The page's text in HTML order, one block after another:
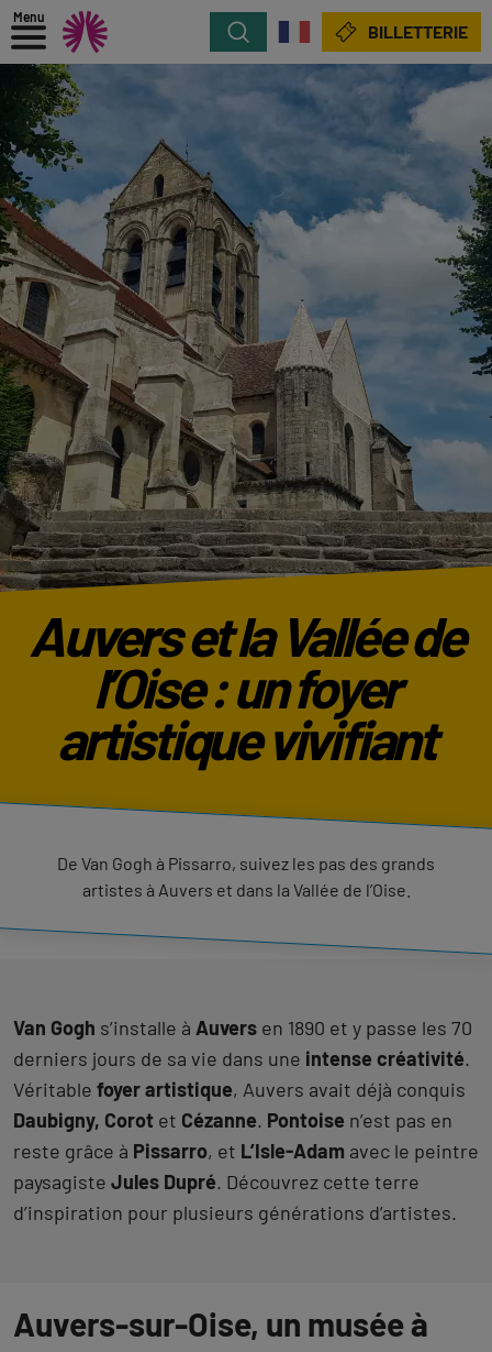
Menu
Rechercher BILLETTERIE
Auvers et la Vallée de
l’Oise : un foyer
artistique vivifiant
De Van Gogh à Pissarro, suivez les pas des grands
artistes à Auvers et dans la Vallée de l’Oise.
Van Gogh s’installe à Auvers en 1890 et y passe les 70
derniers jours de sa vie dans une intense créativité.
Véritable foyer artistique, Auvers avait déjà conquis
Daubigny, Corot et Cézanne. Pontoise n’est pas en
reste grâce à Pissarro, et L’Isle-Adam avec le peintre
paysagiste Jules Dupré. Découvrez cette terre
d’inspiration pour plusieurs générations d’artistes.
Auvers-sur-Oise, un musée à